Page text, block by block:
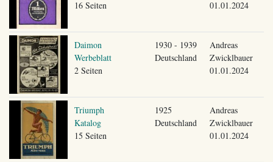
16 Seiten
01.01.2024
Daimon
Werbeblatt
2 Seiten
1930 - 1939
Deutschland
Andreas
Zwicklbauer
01.01.2024
Triumph
Katalog
15 Seiten
1925
Deutschland
Andreas
Zwicklbauer
01.01.2024